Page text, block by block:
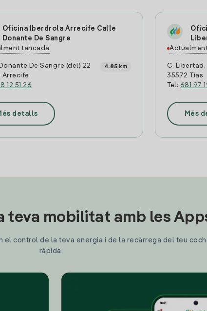
Oficina Iberdrola Arrecife Calle
Donante De Sangre
tancada
De Sangre (del) 22
Arrecife
12 51 26
4.85 km
detalls
C. Libertad,
35572 Tías
Tel: 681 97
Més
teva mobilitat amb les
control de la teva energia i de la recàrrega del teu
ràpida.